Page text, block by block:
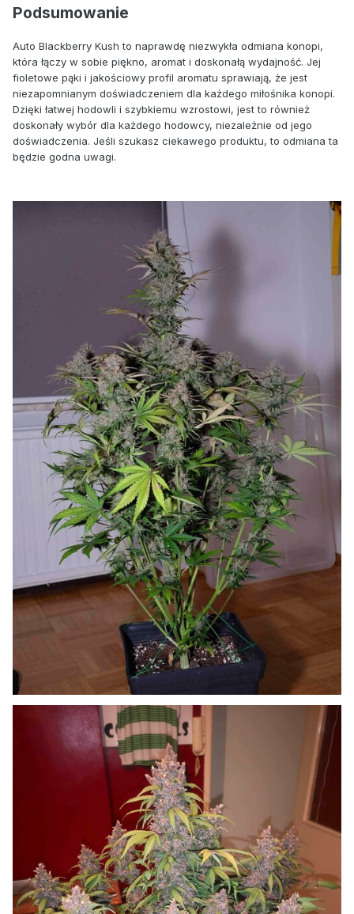
Podsumowanie
Auto Blackberry Kush to naprawdę niezwykła odmiana konopi,
która łączy w sobie piękno, aromat i doskonałą wydajność. Jej
fioletowe pąki i jakościowy profil aromatu sprawiają, że jest
niezapomnianym doświadczeniem dla każdego miłośnika konopi.
Dzięki łatwej hodowli i szybkiemu wzrostowi, jest to również
doskonały wybór dla każdego hodowcy, niezależnie od jego
doświadczenia. Jeśli szukasz ciekawego produktu, to odmiana ta
będzie godna uwagi.